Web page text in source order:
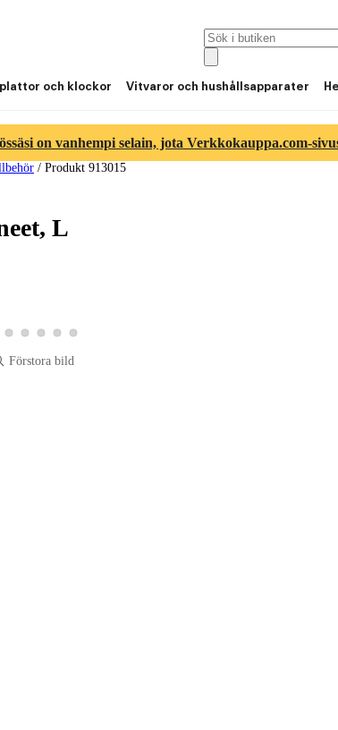
och klockor Vitvaror och hushållsapparater
on vanhempi selain, jota Verkkokauppa.com-
/ Produkt 913015
L
produktbild 1
Visa produktbild 2
Visa produktbild 3
Visa produktbild 4
Visa produktbild 5
Visa produktbild 6
Förstora bild